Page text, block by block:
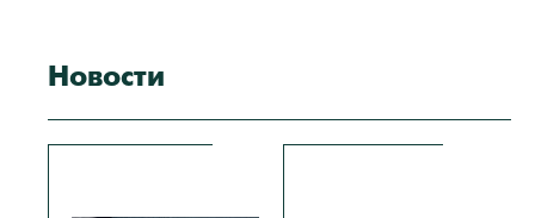
Новости